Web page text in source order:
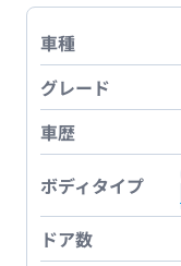
車種
グレード
車歴
ボディタイプ
ドア数